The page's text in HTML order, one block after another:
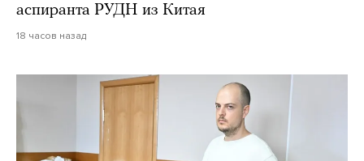
аспиранта РУДН из Китая
18 часов назад